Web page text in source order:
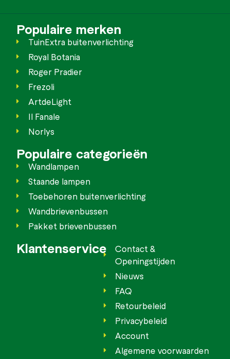
Populaire merken
TuinExtra buitenverlichting
Royal Botania
Roger Pradier
Frezoli
ArtdeLight
Il Fanale
Norlys
Populaire categorieën
Wandlampen
Staande lampen
Toebehoren buitenverlichting
Wandbrievenbussen
Pakket brievenbussen
Klantenservice
Contact &
Openingstijden
Nieuws
FAQ
Retourbeleid
Privacybeleid
Account
Algemene voorwaarden